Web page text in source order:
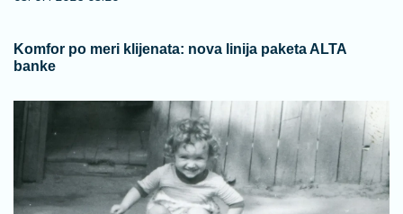
Komfor po meri klijenata: nova linija paketa ALTA
banke